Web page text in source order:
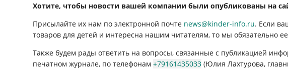
Хотите, чтобы новости вашей компании были опубликованы на
Присылайте их нам по электронной почте news@kinder-info.ru. Если
товаров для детей и интересна нашим читателям, то мы обязательно
Также будем рады ответить на вопросы, связанные с публикацией
печатном журнале, по телефонам+79161435033 (Юлия Лахтурова,